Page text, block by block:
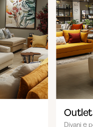
Divani e